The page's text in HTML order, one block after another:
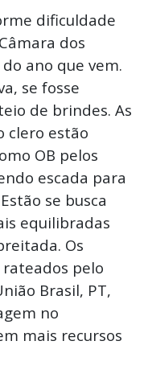
dificuldade
dos
ano que vem.
se fosse
de brindes. As
clero estão
OB pelos
escada para
se busca
equilibradas
Os
pelo
Brasil, PT,
no
mais recursos